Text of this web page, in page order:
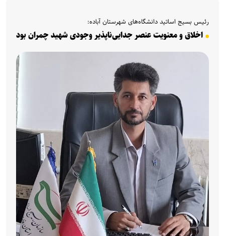
رئیس بسیج اساتید دانشگاه‌های شهرستان آباده:
اخلاق و معنویت عنصر جدایی‌ناپذیر وجودی شهید چمران بود